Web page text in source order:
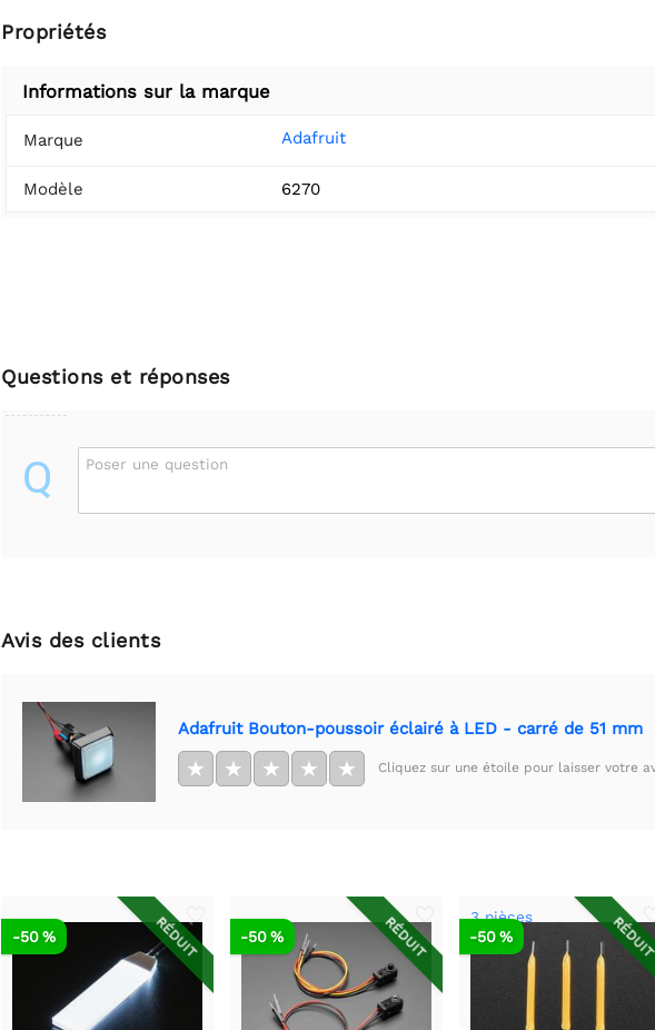
Propriétés
Informations sur la marque
Marque Adafruit
Modèle 6270
Questions et réponses
Q Poser une question
Avis des clients
Adafruit Bouton-poussoir éclairé à LED - carré de 51 mm
★ ★ ★ ★ ★ Cliquez sur une étoile pour laisser votre
RÉDUIT
-50 % RÉDUIT
-50 %
3 pièces
-50 %